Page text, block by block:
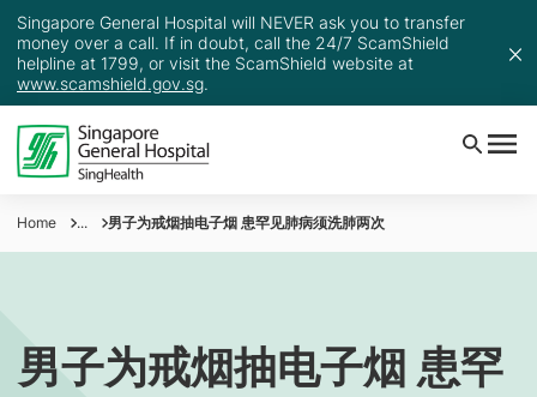
Singapore General Hospital will NEVER ask you to transfer
money over a call. If in doubt, call the 24/7 ScamShield
helpline at 1799, or visit the ScamShield website at
www.scamshield.gov.sg.
Home ... 男子为戒烟抽电子烟 患罕见肺病须洗肺两次
男子为戒烟抽电子烟 患罕